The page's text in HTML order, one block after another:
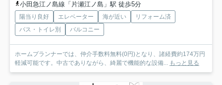
小田急江ノ島線「片瀬江ノ島」駅 徒歩5分
陽当り良好 エレベーター 海が近い
リフォーム済
バス・トイレ別
バルコニー
ホームプランナーでは、仲介手数料無料(0円)となり、諸経費約174万円
軽減可能です。中古でありながら、綺麗で機能的な設備... もっと見る